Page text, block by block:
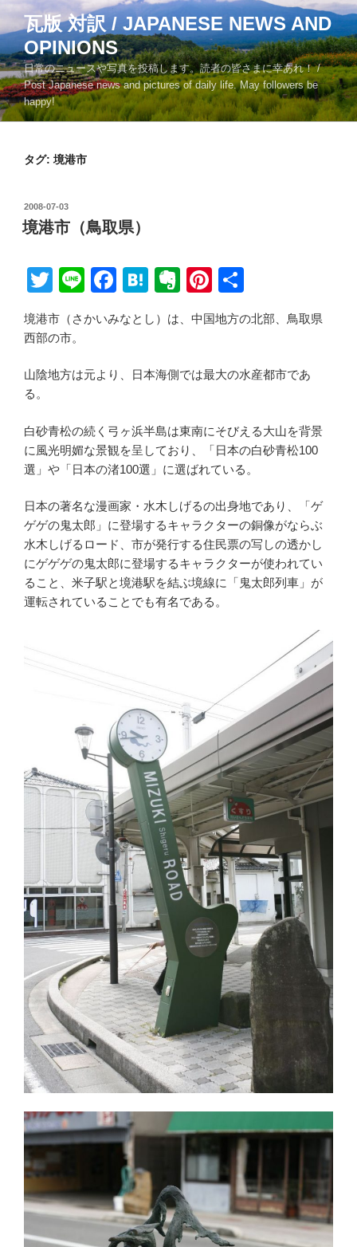
ン
ン
ツ
へ
ス
瓦版 対訳 / JAPANESE NEWS AND
OPINIONS
日常のニュースや写真を投稿します。読者の皆さまに幸あれ！ /
Post Japanese news and pictures of daily life. May followers be
happy!
タグ: 境港市
投
稿
日:
2008-07-03
境港市（鳥取県）
T
wi
tt
Li
e
F
c
b
o
k
H
e
a
E
er
ot
Pi
nt
er
st
有
境港市（さかいみなとし）は、中国地方の北部、鳥取県
西部の市。
山陰地方は元より、日本海側では最大の水産都市であ
る。
白砂青松の続く弓ヶ浜半島は東南にそびえる大山を背景
に風光明媚な景観を呈しており、「日本の白砂青松100
選」や「日本の渚100選」に選ばれている。
日本の著名な漫画家・水木しげるの出身地であり、「ゲ
ゲゲの鬼太郎」に登場するキャラクターの銅像がならぶ
水木しげるロード、市が発行する住民票の写しの透かし
にゲゲゲの鬼太郎に登場するキャラクターが使われてい
ること、米子駅と境港駅を結ぶ境線に「鬼太郎列車」が
運転されていることでも有名である。